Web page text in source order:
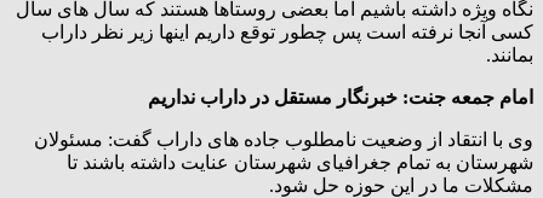
نگاه ویژه داشته باشیم اما بعضی روستاها هستند که سال های سال
کسی آنجا نرفته است پس چطور توقع داریم اینها زیر نظر داراب
بمانند.
امام جمعه جنت: خبرنگار مستقل در داراب نداریم
وی با انتقاد از وضعیت نامطلوب جاده های داراب گفت: مسئولان
شهرستان به تمام جغرافیای شهرستان عنایت داشته باشند تا
مشکلات ما در این حوزه حل شود.